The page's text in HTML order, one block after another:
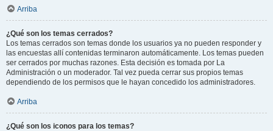
Arriba
¿Qué son los temas cerrados?
Los temas cerrados son temas donde los usuarios ya no pueden responder y
las encuestas allí contenidas terminaron automáticamente. Los temas pueden
ser cerrados por muchas razones. Esta decisión es tomada por La
Administración o un moderador. Tal vez pueda cerrar sus propios temas
dependiendo de los permisos que le hayan concedido los administradores.
Arriba
¿Qué son los iconos para los temas?